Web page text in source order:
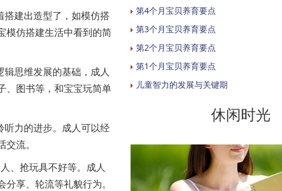
搭建出造型了，如模仿搭
模仿搭建生活中看到的简
辑思维发展的基础，成人
、图书等，和宝宝玩简单
听力的进步。成人可以经
流。
、抢玩具不好等。成人
享、轮流等礼貌行为。
第4个月宝贝养育要点
第3个月宝贝养育要点
第2个月宝贝养育要点
第1个月宝贝养育要点
儿童智力的发展与关键期
休闲时光